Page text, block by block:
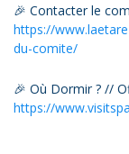
🎉 Contacter le
https://
du-comite/
🎉 Où Dormir ? //
https://